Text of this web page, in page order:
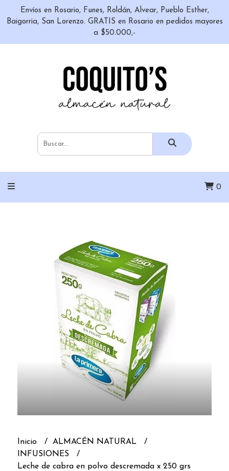
Envíos en Rosario, Funes, Roldán, Alvear, Pueblo Esther,
Baigorria, San Lorenzo. GRATIS en Rosario en pedidos mayores
a $50.000,-
0
Inicio
ALMACÉN NATURAL
INFUSIONES
Leche de cabra en polvo descremada x 250 grs